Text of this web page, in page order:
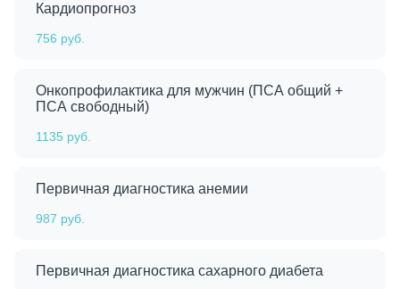
Кардиопрогноз
756 руб.
Онкопрофилактика для мужчин (ПСА общий +
ПСА свободный)
1135 руб.
Первичная диагностика анемии
987 руб.
Первичная диагностика сахарного диабета